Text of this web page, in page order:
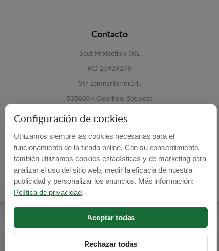
Contacto
Scut Protection SRL
RO 25929276
Str. Lemnarilor nr.14.
535600 - Odorheiu Secuiesc
Harghita, Romania
E-mail: info@cubrecarter.com
Site: www.cubrecarter.com
Cubre Carter -© 2026
Configuración de cookies
Utilizamos siempre las cookies necesarias para el
funcionamiento de la tienda online. Con su consentimiento,
también utilizamos cookies estadísticas y de marketing para
analizar el uso del sitio web, medir la eficacia de nuestra
publicidad y personalizar los anuncios. Más información:
Política de privacidad.
Aceptar todas
Rechazar todas